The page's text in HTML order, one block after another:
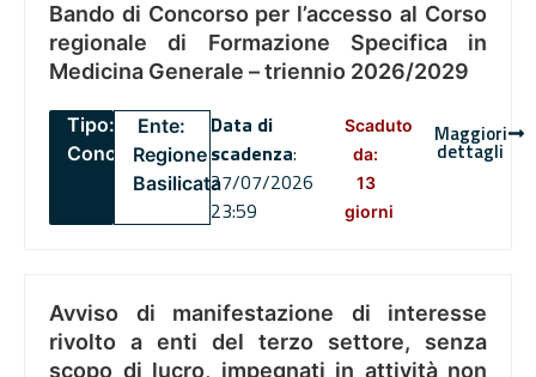
Bando di Concorso per l’accesso al Corso
regionale di Formazione Specifica in
Medicina Generale – triennio 2026/2029
Tipo:
Concorsi
Ente:
Regione
Basilicata
Data di
scadenza:
27/07/2026
23:59
Scaduto
da:
13
giorni
Maggiori
dettagli
Avviso di manifestazione di interesse
rivolto a enti del terzo settore, senza
scopo di lucro, impegnati in attività non